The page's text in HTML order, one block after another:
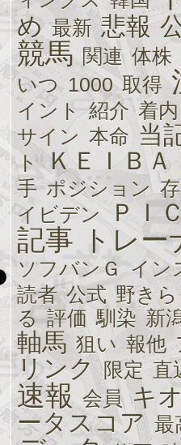
チ
ス
ロ
オ
ン
ラ
イ
ン
カ
ジ
ノ
etc-
め 最新 悲報
競馬 関連 体株
いつ 1000 取得
イント 紹介 着内
サイン 本命 当
ト ＫＥＩＢＡ
手 ポジション
イビデン ＰＩ
記事 トレー
ソフバンＧ
イン
読者 公式 野き
る 評価 馴染 新
軸馬 狙い 報他
リンク 限定 直
速報 会員 キ
ータスコア 最